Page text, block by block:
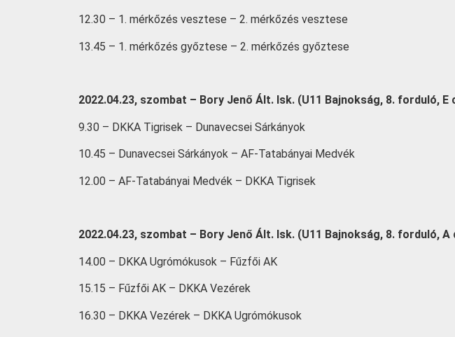
12.30 – 1. mérkőzés vesztese – 2. mérkőzés vesztese
13.45 – 1. mérkőzés győztese – 2. mérkőzés győztese
2022.04.23, szombat – Bory Jenő Ált. Isk. (U11 Bajnokság, 8. forduló,
9.30 – DKKA Tigrisek – Dunavecsei Sárkányok
10.45 – Dunavecsei Sárkányok – AF-Tatabányai Medvék
12.00 – AF-Tatabányai Medvék – DKKA Tigrisek
2022.04.23, szombat – Bory Jenő Ált. Isk. (U11 Bajnokság, 8. forduló,
14.00 – DKKA Ugrómókusok – Fűzfői AK
15.15 – Fűzfői AK – DKKA Vezérek
16.30 – DKKA Vezérek – DKKA Ugrómókusok